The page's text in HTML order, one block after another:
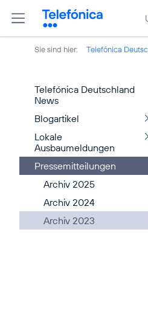
Sie sind hier: Telefónica
Telefónica Deutschland
News
Blogartikel
Lokale
Ausbaumeldungen
Pressemitteilungen
Archiv 2025
Archiv 2024
Archiv 2023